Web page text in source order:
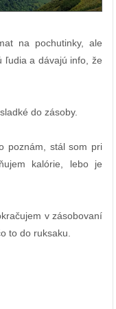
na pochutinky, ale
ľudia a dávajú info, že
do zásoby.
poznám, stál som pri
kalórie, lebo je
v zásobovaní
to do ruksaku.